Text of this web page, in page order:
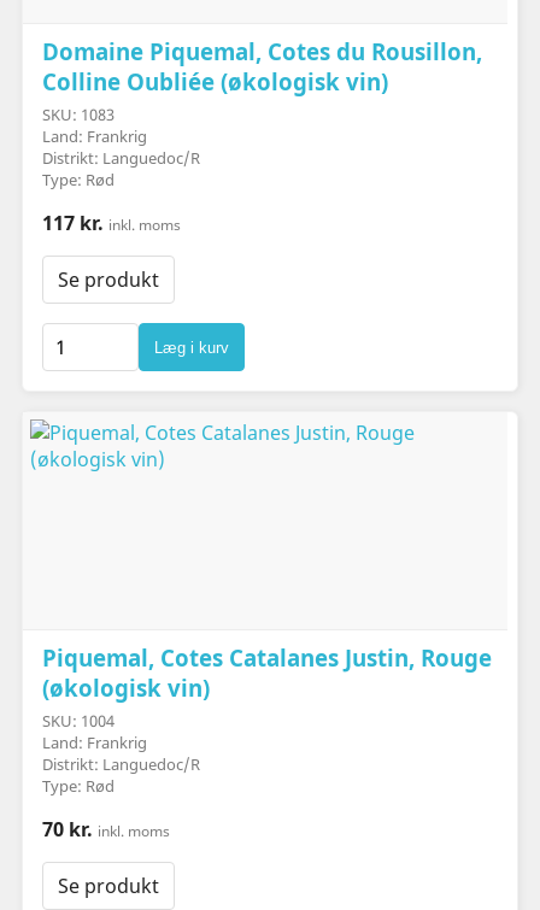
Domaine Piquemal, Cotes du Rousillon,
Colline Oubliée (økologisk vin)
SKU: 1083
Land: Frankrig
Distrikt: Languedoc/R
Type: Rød
117 kr. inkl. moms
Se produkt
Læg i kurv
Piquemal, Cotes Catalanes Justin, Rouge
(økologisk vin)
SKU: 1004
Land: Frankrig
Distrikt: Languedoc/R
Type: Rød
70 kr. inkl. moms
Se produkt